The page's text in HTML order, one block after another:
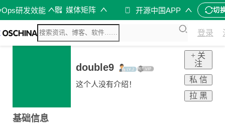
研发效能 媒体矩阵 开源中国APP 切
登录
double9
这个人没有介绍！
+ 关
注
私 信
拉 黑
基础信息